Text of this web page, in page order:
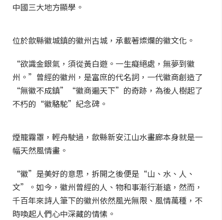
中國三大地方顯學。
位於歙縣徽城鎮的徽州古城，承載著燦爛的徽文化。
“欲識金銀氣，須從黃白遊。一生癡絕處，無夢到徽
州。”曾經的徽州，是富庶的代名詞，一代徽商創造了
“無徽不成鎮”“徽商遍天下”的奇跡，為後人樹起了
不朽的“徽駱駝”紀念碑。
煙籠霧罩，輕舟駛過，歙縣新安江山水畫廊本身就是一
幅天然風情畫。
“徽”是美好的意思，拆開之後便是“山、水、人、
文”。如今，徽州曾經的人、物和事漸行漸遠，然而，
千百年來詩人筆下的徽州依然風光無限、風情萬種，不
時喚起人們心中深藏的情愫。